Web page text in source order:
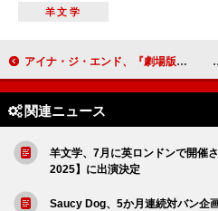
羊文学
アイナ・ジ・エンド、『劇場版モノノ怪 第二章 火鼠』主題歌に続きED曲も担当＆アニメMV解禁
関連ニュース
羊文学、7月に英ロンドンで開催
2025】に出演決定
Saucy Dog、5か月連続対バン企